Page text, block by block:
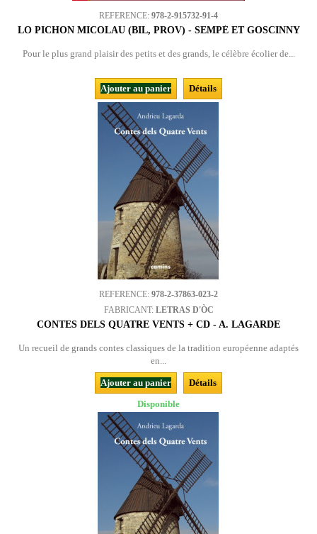
REFERENCE: 978-2-915732-91-4
LO PICHON MICOLAU (BIL, PROV) - SEMPÉ ET GOSCINNY
Pour le plus grand plaisir des petits et des grands, le célèbre écolier de...
Ajouter au panier Détails
REFERENCE: 978-2-37863-023-2
FABRICANT: LETRAS D'ÒC
CONTES DELS QUATRE VENTS + CD - A. LAGARDE
Un recueil de grands contes classiques de la tradition européenne adaptés
en...
Ajouter au panier
Détails
Disponible